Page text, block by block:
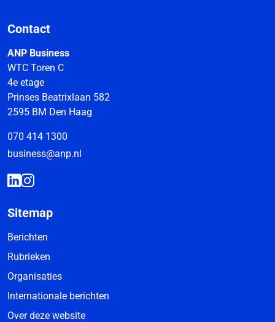
Contact
ANP Business
WTC Toren C
4e etage
Prinses Beatrixlaan 582
2595 BM Den Haag
070 414 1300
business@anp.nl
Sitemap
Berichten
Rubrieken
Organisaties
Internationale berichten
Over deze website